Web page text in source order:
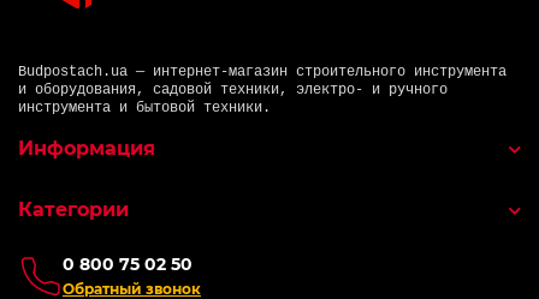
Budpostach.ua — интернет-магазин строительного инструмента
и оборудования, садовой техники, электро- и ручного
инструмента и бытовой техники.
0 800 75 02 50
Обратный звонок
Информация
Категории